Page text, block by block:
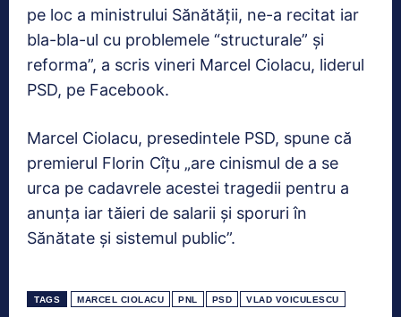
pe loc a ministrului Sănătăţii, ne-a recitat iar
bla-bla-ul cu problemele “structurale” şi
reforma”, a scris vineri Marcel Ciolacu, liderul
PSD, pe Facebook.
Marcel Ciolacu, presedintele PSD, spune că
premierul Florin Cîţu „are cinismul de a se
urca pe cadavrele acestei tragedii pentru a
anunţa iar tăieri de salarii şi sporuri în
Sănătate şi sistemul public”.
TAGS MARCEL CIOLACU PNL PSD VLAD VOICULESCU